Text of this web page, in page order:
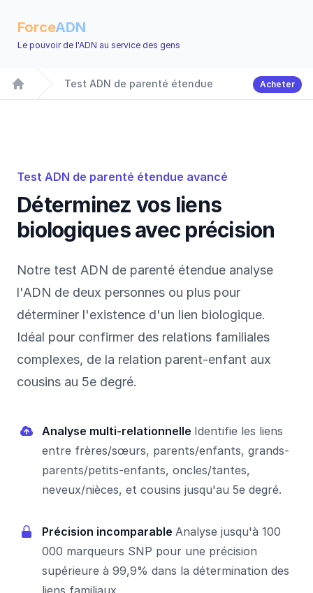
ForceADN
Le pouvoir de l'ADN au service des gens
Accueil
Test ADN de parenté étendue Acheter
Test ADN de parenté étendue avancé
Déterminez vos liens
biologiques avec précision
Notre test ADN de parenté étendue analyse
l'ADN de deux personnes ou plus pour
déterminer l'existence d'un lien biologique.
Idéal pour confirmer des relations familiales
complexes, de la relation parent-enfant aux
cousins au 5e degré.
Analyse multi-relationnelle Identifie les liens
entre frères/sœurs, parents/enfants, grands-
parents/petits-enfants, oncles/tantes,
neveux/nièces, et cousins jusqu'au 5e degré.
Précision incomparable Analyse jusqu'à 100
000 marqueurs SNP pour une précision
supérieure à 99,9% dans la détermination des
liens familiaux.